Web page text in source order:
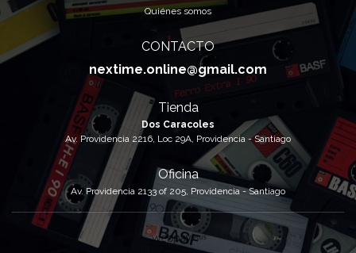
Quiénes somos
CONTACTO
nextime.online@gmail.com
Tienda
Dos Caracoles
Av. Providencia 2216, Loc 29A, Providencia - Santiago
Oficina
Av. Providencia 2133 of 205, Providencia - Santiago